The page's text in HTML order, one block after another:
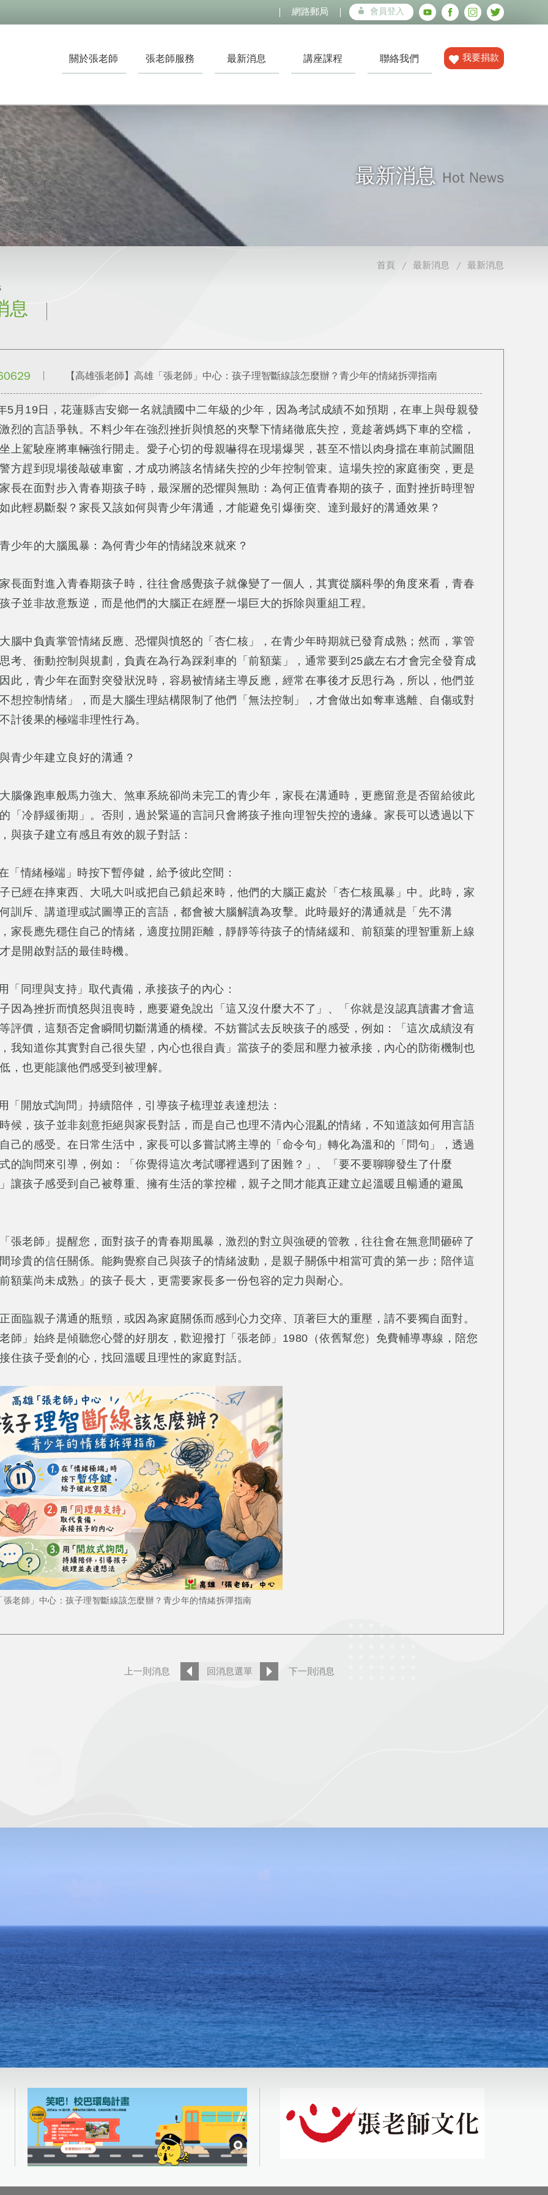
網路郵局 會員登入
關於張老師 張老師服務 最新消息 講座課程 聯絡我們 我要捐款
最新消息 Hot News
首頁 最新消息 最新消息
息
【高雄張老師】高雄「張老師」中心：孩子理智斷線該怎麼辦？青少年的情緒拆彈指南
5月19日，花蓮縣吉安鄉一名就讀國中二年級的少年，因為考試成績不如預期，在車上與母親發
烈的言語爭執。不料少年在強烈挫折與憤怒的夾擊下情緒徹底失控，竟趁著媽媽下車的空檔，
上駕駛座將車輛強行開走。愛子心切的母親嚇得在現場爆哭，甚至不惜以肉身擋在車前試圖阻
方趕到現場後敲破車窗，才成功將該名情緒失控的少年控制管束。這場失控的家庭衝突，更是
長在面對步入青春期孩子時，最深層的恐懼與無助：為何正值青春期的孩子，面對挫折時理智
此輕易斷裂？家長又該如何與青少年溝通，才能避免引爆衝突、達到最好的溝通效果？
少年的大腦風暴：為何青少年的情緒說來就來？
長面對進入青春期孩子時，往往會感覺孩子就像變了一個人，其實從腦科學的角度來看，青春
子並非故意叛逆，而是他們的大腦正在經歷一場巨大的拆除與重組工程。
腦中負責掌管情緒反應、恐懼與憤怒的「杏仁核」，在青少年時期就已發育成熟；然而，掌管
考、衝動控制與規劃，負責在為行為踩剎車的「前額葉」，通常要到25歲左右才會完全發育成
此，青少年在面對突發狀況時，容易被情緒主導反應，經常在事後才反思行為，所以，他們並
想控制情绪」，而是大腦生理結構限制了他們「無法控制」，才會做出如奪車逃離、自傷或對
計後果的極端非理性行為。
青少年建立良好的溝通？
腦像跑車般馬力強大、煞車系統卻尚未完工的青少年，家長在溝通時，更應留意是否留給彼此
「冷靜緩衝期」。否則，過於緊逼的言詞只會將孩子推向理智失控的邊緣。家長可以透過以下
與孩子建立有感且有效的親子對話：
情緒極端」時按下暫停鍵，給予彼此空間：
已經在摔東西、大吼大叫或把自己鎖起來時，他們的大腦正處於「杏仁核風暴」中。此時，家
訓斥、講道理或試圖導正的言語，都會被大腦解讀為攻擊。此時最好的溝通就是「先不溝
家長應先穩住自己的情緒，適度拉開距離，靜靜等待孩子的情緒緩和、前額葉的理智重新上線
是開啟對話的最佳時機。
同理與支持」取代責備，承接孩子的內心：
因為挫折而憤怒與沮喪時，應要避免說出「這又沒什麼大不了」、「你就是沒認真讀書才會這
評價，這類否定會瞬間切斷溝通的橋樑。不妨嘗試去反映孩子的感受，例如：「這次成績沒有
我知道你其實對自己很失望，內心也很自責」當孩子的委屈和壓力被承接，內心的防衛機制也
，也更能讓他們感受到被理解。
開放式詢問」持續陪伴，引導孩子梳理並表達想法：
候，孩子並非刻意拒絕與家長對話，而是自己也理不清內心混亂的情緒，不知道該如何用言語
己的感受。在日常生活中，家長可以多嘗試將主導的「命令句」轉化為溫和的「問句」，透過
的詢問來引導，例如：「你覺得這次考試哪裡遇到了困難？」、「要不要聊聊發生了什麼
讓孩子感受到自己被尊重、擁有生活的掌控權，親子之間才能真正建立起溫暖且暢通的避風
張老師」提醒您，面對孩子的青春期風暴，激烈的對立與強硬的管教，往往會在無意間砸碎了
珍貴的信任關係。能夠覺察自己與孩子的情緒波動，是親子關係中相當可貴的第一步；陪伴這
額葉尚未成熟」的孩子長大，更需要家長多一份包容的定力與耐心。
面臨親子溝通的瓶頸，或因為家庭關係而感到心力交瘁、頂著巨大的重壓，請不要獨自面對。
師」始終是傾聽您心聲的好朋友，歡迎撥打「張老師」1980（依舊幫您）免費輔導專線，陪您
住孩子受創的心，找回溫暖且理性的家庭對話。
張老師」中心：孩子理智斷線該怎麼辦？青少年的情緒拆彈指南
上一則消息 回消息選單 下一則消息